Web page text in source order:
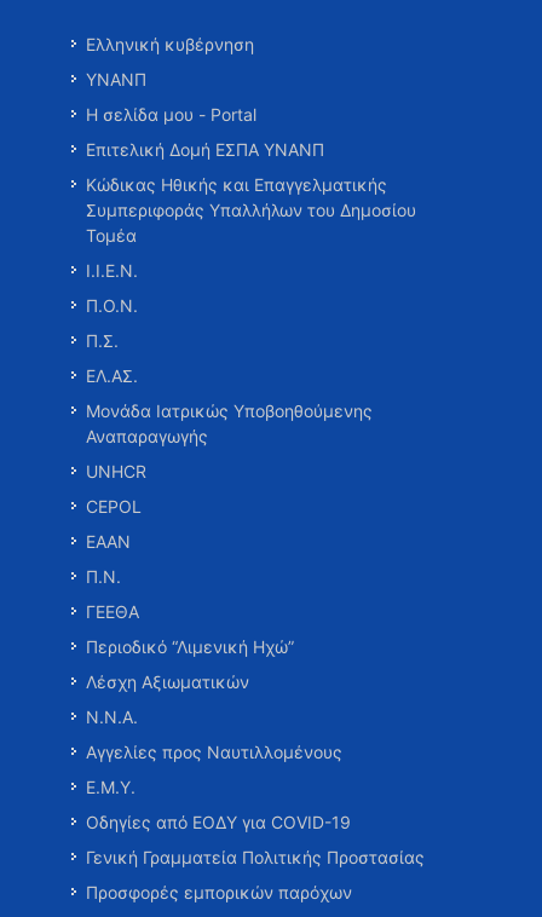
Ελληνική κυβέρνηση
ΥΝΑΝΠ
Η σελίδα μου - Portal
Επιτελική Δομή ΕΣΠΑ ΥΝΑΝΠ
Κώδικας Ηθικής και Επαγγελματικής
Συμπεριφοράς Υπαλλήλων του Δημοσίου
Τομέα
Ι.Ι.Ε.Ν.
Π.Ο.Ν.
Π.Σ.
ΕΛ.ΑΣ.
Μονάδα Ιατρικώς Υποβοηθούμενης
Αναπαραγωγής
UNHCR
CEPOL
ΕΑΑΝ
Π.Ν.
ΓΕΕΘΑ
Περιοδικό “Λιμενική Ηχώ”
Λέσχη Αξιωματικών
Ν.Ν.Α.
Αγγελίες προς Ναυτιλλομένους
Ε.Μ.Υ.
Οδηγίες από ΕΟΔΥ για COVID-19
Γενική Γραμματεία Πολιτικής Προστασίας
Προσφορές εμπορικών παρόχων